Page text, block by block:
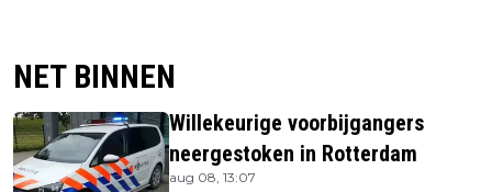
NET BINNEN
Willekeurige voorbijgangers
neergestoken in Rotterdam
aug 08, 13:07